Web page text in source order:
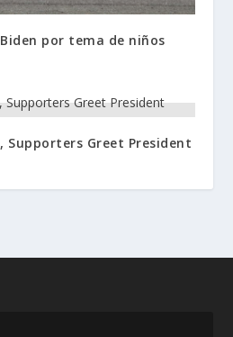
por tema de niños
Supporters Greet President